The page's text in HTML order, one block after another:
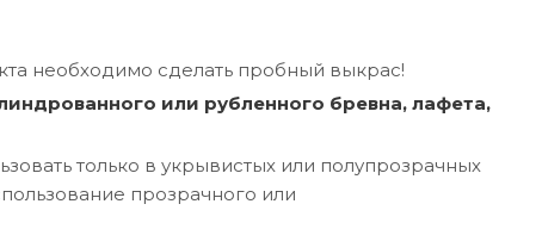
необходимо сделать пробный выкрас!
или рубленного бревна, лафета,
только в укрывистых или полупрозрачных
прозрачного или